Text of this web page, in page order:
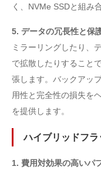
く、NVMe SSDと組み
5. データの冗長性と保
ミラーリングしたり、
で拡散したりすること
張します。バックアッ
用性と完全性の損失を
を提供します。
ハイブリッドフ
1. 費用対効果の高いパ